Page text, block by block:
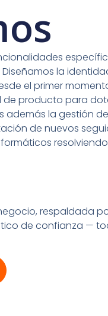
la
el primer
producto para
la gestión
de nuevos
respaldada
de confianza —